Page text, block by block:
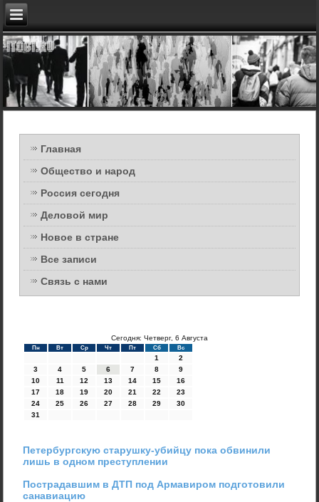
Главная
Общество и народ
Россия сегодня
Деловой мир
Новое в стране
Все записи
Связь с нами
Сегодня: Четверг, 6 Августа
Пн Вт Ср Чт Пт Сб Вс
1
2
3
4 5 6 7 8
9
10
11 12 13 14 15
16
17
18 19 20 21 22
23
24
25 26 27 28 29
30
31
Петербургскую старушку-убийцу пока обвинили
лишь в одном преступлении
Пострадавшим в ДТП под Армавиром подготовили
санавиацию